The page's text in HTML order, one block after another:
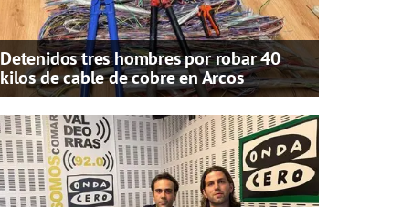
Detenidos tres hombres por robar 40
kilos de cable de cobre en Arcos